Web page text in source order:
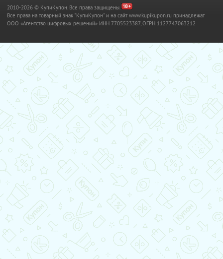
2010-2026 © КупиКупон. Все права защищены.
Все права на товарный знак "КупиКупон" и на сайт www.kupikupon.ru принадлежат
OOO «Агентство цифровых решений» ИНН 7705523387, ОГРН 1127747063212